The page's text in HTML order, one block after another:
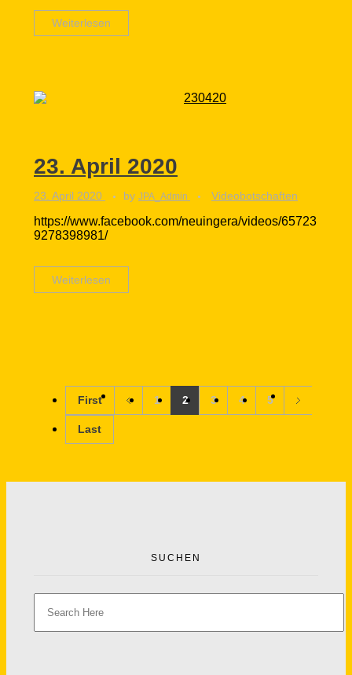
Weiterlesen
23. April 2020
23. April 2020 by JPA_Admin Videobotschaften
https://www.facebook.com/neuingera/videos/65723
9278398981/
Weiterlesen
First 1 2 3 4 5
Last
SUCHEN